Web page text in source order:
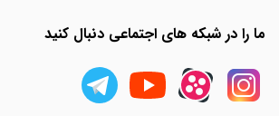
ما را در شبکه های اجتماعی دنبال کنید